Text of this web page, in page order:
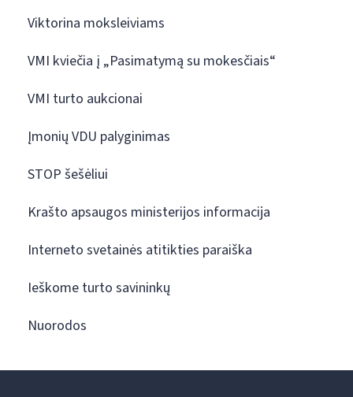
Viktorina moksleiviams
VMI kviečia į „Pasimatymą su mokesčiais“
VMI turto aukcionai
Įmonių VDU palyginimas
STOP šešėliui
Krašto apsaugos ministerijos informacija
Interneto svetainės atitikties paraiška
Ieškome turto savininkų
Nuorodos